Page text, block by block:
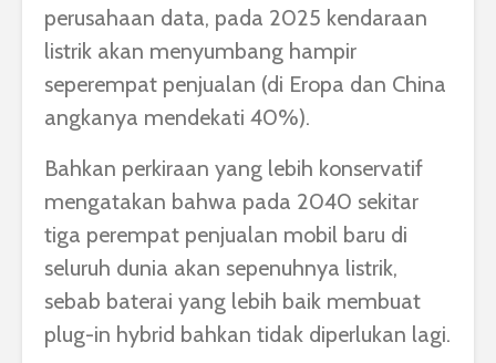
perusahaan data, pada 2025 kendaraan
listrik akan menyumbang hampir
seperempat penjualan (di Eropa dan China
angkanya mendekati 40%).
Bahkan perkiraan yang lebih konservatif
mengatakan bahwa pada 2040 sekitar
tiga perempat penjualan mobil baru di
seluruh dunia akan sepenuhnya listrik,
sebab baterai yang lebih baik membuat
plug-in hybrid bahkan tidak diperlukan lagi.